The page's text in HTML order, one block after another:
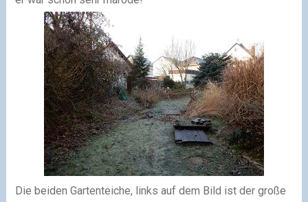
Die beiden Gartenteiche, links auf dem Bild ist der große